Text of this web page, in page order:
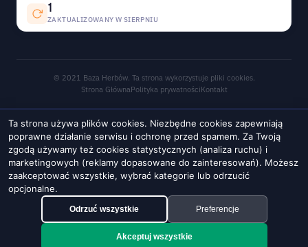
1
ZAKTUALIZOWANY W SIERPNIU
© 2021 Baza Herbów. Ta strona wykorzystuje pliki cookies.
Strona GłównaPolityka prywatnościKontakt
Ta strona używa plików cookies. Niezbędne cookies zapewniają
poprawne działanie serwisu i ochronę przed spamem. Za Twoją
zgodą używamy też cookies statystycznych (analiza ruchu) i
marketingowych (reklamy dopasowane do zainteresowań). Możesz
zaakceptować wszystkie, wybrać kategorie lub odrzucić
opcjonalne.
Odrzuć wszystkie Preferencje
Akceptuj wszystkie